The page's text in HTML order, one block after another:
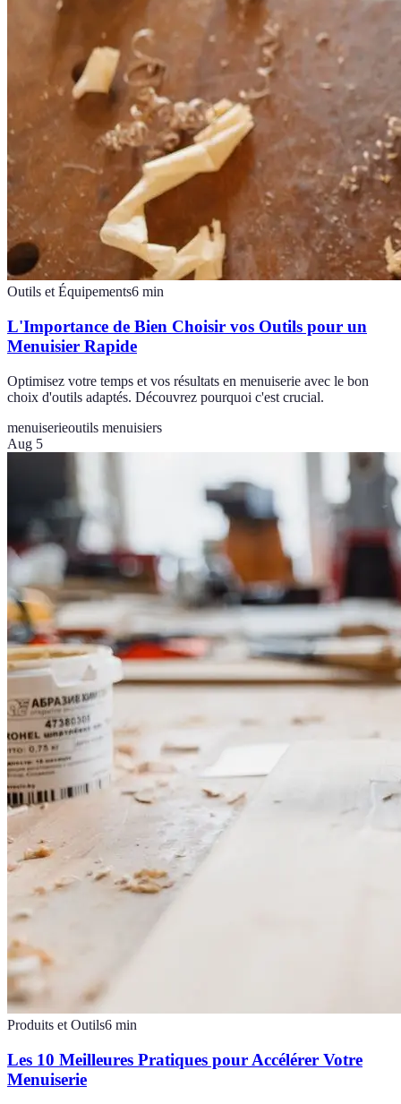
Outils et Équipements6 min
L'Importance de Bien Choisir vos Outils pour un
Menuisier Rapide
Optimisez votre temps et vos résultats en menuiserie avec le bon
choix d'outils adaptés. Découvrez pourquoi c'est crucial.
menuiserieoutils menuisiers
Aug 5
Produits et Outils6 min
Les 10 Meilleures Pratiques pour Accélérer Votre
Menuiserie